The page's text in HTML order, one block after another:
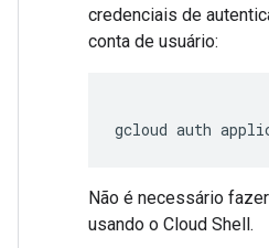
credenciais de
conta de usuário:
gcloud auth
Não é necessário
usando o Cloud Shell.